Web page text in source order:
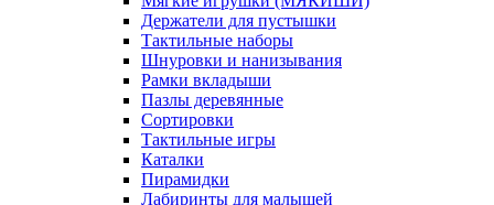
Держатели для пустышки
Тактильные наборы
Шнуровки и нанизывания
Рамки вкладыши
Пазлы деревянные
Сортировки
Тактильные игры
Каталки
Пирамидки
Лабиринты для малышей